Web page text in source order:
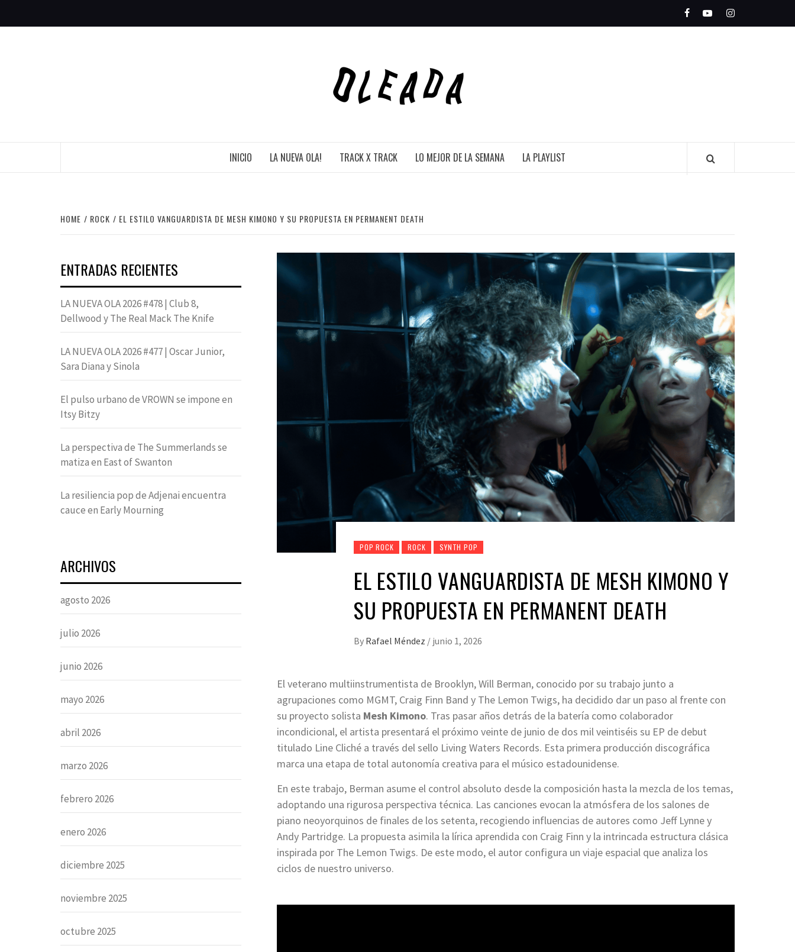
FacebookYoutubeInstagram
INICIO LA NUEVA OLA! TRACK X TRACK LO MEJOR DE LA SEMANA LA PLAYLIST
HOME ROCK EL ESTILO VANGUARDISTA DE MESH KIMONO Y SU PROPUESTA EN PERMANENT DEATH
POP ROCK ROCK SYNTH POP
EL ESTILO VANGUARDISTA DE MESH KIMONO Y
SU PROPUESTA EN PERMANENT DEATH
By Rafael Méndez / junio 1, 2026
El veterano multiinstrumentista de Brooklyn, Will Berman, conocido por su trabajo junto a
agrupaciones como MGMT, Craig Finn Band y The Lemon Twigs, ha decidido dar un paso al frente con
su proyecto solista Mesh Kimono. Tras pasar años detrás de la batería como colaborador
incondicional, el artista presentará el próximo veinte de junio de dos mil veintiséis su EP de debut
titulado Line Cliché a través del sello Living Waters Records. Esta primera producción discográfica
marca una etapa de total autonomía creativa para el músico estadounidense.
En este trabajo, Berman asume el control absoluto desde la composición hasta la mezcla de los temas,
adoptando una rigurosa perspectiva técnica. Las canciones evocan la atmósfera de los salones de
piano neoyorquinos de finales de los setenta, recogiendo influencias de autores como Jeff Lynne y
Andy Partridge. La propuesta asimila la lírica aprendida con Craig Finn y la intrincada estructura clásica
inspirada por The Lemon Twigs. De este modo, el autor configura un viaje espacial que analiza los
ciclos de nuestro universo.
ENTRADAS RECIENTES
LA NUEVA OLA 2026 #478 | Club 8,
Dellwood y The Real Mack The Knife
LA NUEVA OLA 2026 #477 | Oscar Junior,
Sara Diana y Sinola
El pulso urbano de VROWN se impone en
Itsy Bitzy
La perspectiva de The Summerlands se
matiza en East of Swanton
La resiliencia pop de Adjenai encuentra
cauce en Early Mourning
ARCHIVOS
agosto 2026
julio 2026
junio 2026
mayo 2026
abril 2026
marzo 2026
febrero 2026
enero 2026
diciembre 2025
noviembre 2025
octubre 2025